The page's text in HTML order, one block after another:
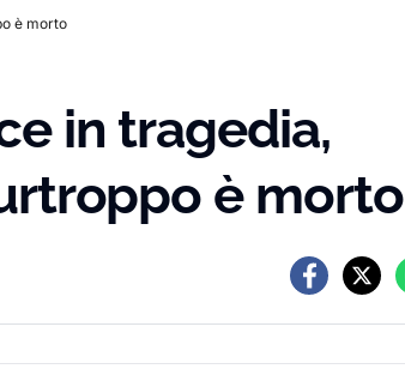
è morto
in tragedia,
è morto